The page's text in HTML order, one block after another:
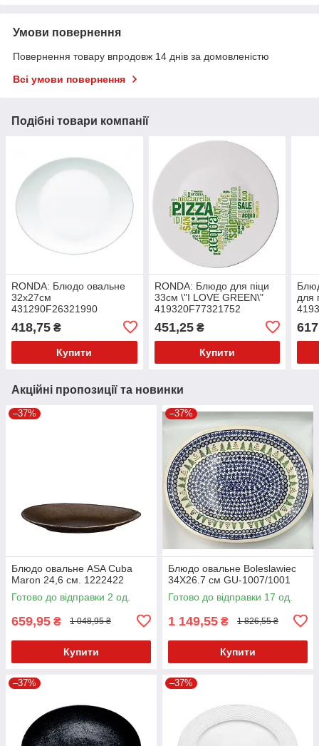
Умови повернення
Повернення товару впродовж 14 днів за домовленістю
Всі умови повернення
Подібні товари компанії
RONDA: Блюдо овальне
32х27см
431290F26321990
418,75 ₴
Купити
RONDA: Блюдо для піци
33см \"I LOVE GREEN\"
419320F77321752
451,25₴
Купити
для
Акційні пропозиції та новинки
–37%
Блюдо овальне ASA Cuba
Maron 24,6 см. 1222422
Готово до відправки 2 од.
659,95 ₴ 1 048,95 ₴
Купити
–37%
Блюдо овальне Boleslawiec
34X26.7 см GU-1007/1001
Готово до відправки 17 од.
1 149,55 ₴ 1 826,55 ₴
Купити
–37% –37%